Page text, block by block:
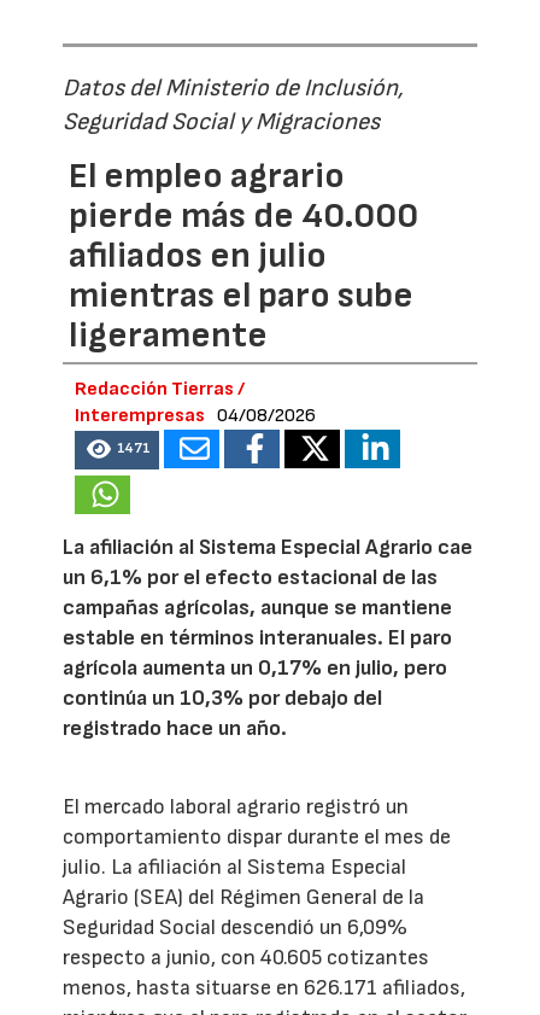
Datos del Ministerio de Inclusión,
Seguridad Social y Migraciones
El empleo agrario
pierde más de 40.000
afiliados en julio
mientras el paro sube
ligeramente
Redacción Tierras /
Interempresas
04/08/2026
1471
La afiliación al Sistema Especial Agrario cae
un 6,1% por el efecto estacional de las
campañas agrícolas, aunque se mantiene
estable en términos interanuales. El paro
agrícola aumenta un 0,17% en julio, pero
continúa un 10,3% por debajo del
registrado hace un año.
El mercado laboral agrario registró un
comportamiento dispar durante el mes de
julio. La afiliación al Sistema Especial
Agrario (SEA) del Régimen General de la
Seguridad Social descendió un 6,09%
respecto a junio, con 40.605 cotizantes
menos, hasta situarse en 626.171 afiliados,